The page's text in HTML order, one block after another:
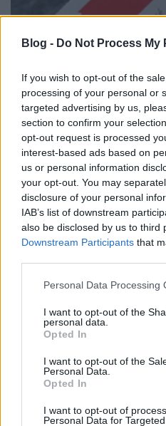
Blog - Do Not Process
If you wish to opt-out of the
processing of your personal or
targeted advertising by us,
section to confirm your
opt-out request is processed
interest-based ads based on
us or personal information
your opt-out. You may
disclosure of your personal
IAB’s list of downstream
also be disclosed by us to third
Downstream Participants that
Please note that this website/
not limited to your visit or
grant or deny consent to
use your data for below
consent section.
Personal Data Processing
I want to opt-out of the
personal data.
Opted In
I want to opt-out of the
Personal Data.
Opted In
I want to opt-out of
Personal Data for Targeted
234. Baloldali
természetesen
sooseszter•2015. október 18.
úgynevezett referendumát
jövőjéről. Azt kérdezik a
233. A nép túl
sooseszter